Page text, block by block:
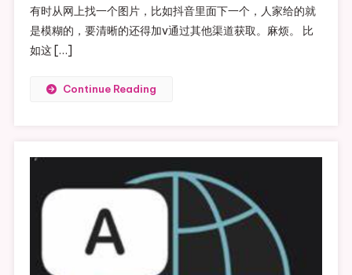
有时从网上找一个图片，比如抖音里面下一个，人家给的就
是模糊的，要清晰的还得加v通过其他渠道获取。麻烦。 比
如这 […]
Continue Reading